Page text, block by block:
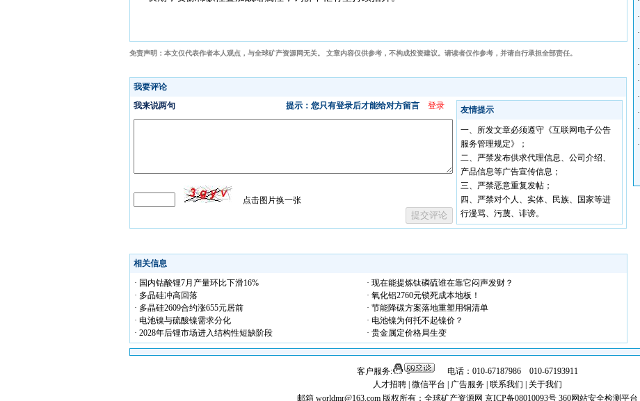
免责声明：本文仅代表作者本人观点，与全球矿产资源网无关。 文章内容仅供参考，不构成投资建议。请读者仅作参考，并请自行承担全部责任。
相关信息
· 国内钴酸锂7月产量环比下滑16%
· 现在能提炼钛磷硫谁在靠它闷声发财？
· 多晶硅冲高回落
· 氧化铝2760元锁死成本地板！
· 多晶硅2609合约涨655元居前
· 节能降碳方案落地重塑用铜清单
· 电池镍与硫酸镍需求分化
· 电池镍为何托不起镍价？
· 2028年后锂市场进入结构性短缺阶段
· 贵金属定价格局生变
·
·
·
·
·
·
·
·
·
客户服务:
电话：010-67187986 010-67193911
人才招聘 微信平台 广告服务 联系我们
关于我们
邮箱 worldmr@163.com 版权所有：全球矿产资源网 京ICP备08010093号 360网站安全检测平台